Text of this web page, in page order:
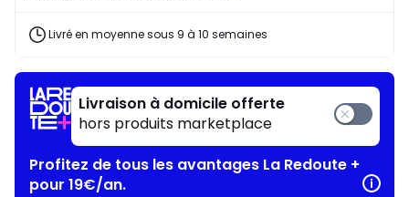
Livré en moyenne sous 9 à 10 semaines
Livraison à domicile offerte
hors produits marketplace
Profitez de tous les avantages La Redoute +
pour 19€/an.